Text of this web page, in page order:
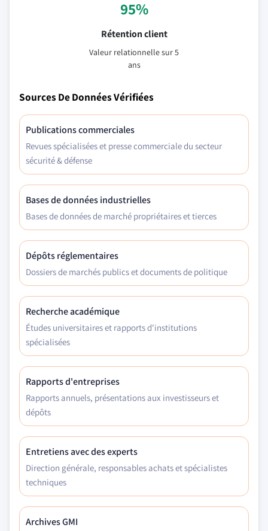
95%
Rétention client
Valeur relationnelle sur 5
ans
Sources De Données Vérifiées
Publications commerciales
Revues spécialisées et presse commerciale du secteur
sécurité & défense
Bases de données industrielles
Bases de données de marché propriétaires et tierces
Dépôts réglementaires
Dossiers de marchés publics et documents de politique
Recherche académique
Études universitaires et rapports d'institutions
spécialisées
Rapports d'entreprises
Rapports annuels, présentations aux investisseurs et
dépôts
Entretiens avec des experts
Direction générale, responsables achats et spécialistes
techniques
Archives GMI